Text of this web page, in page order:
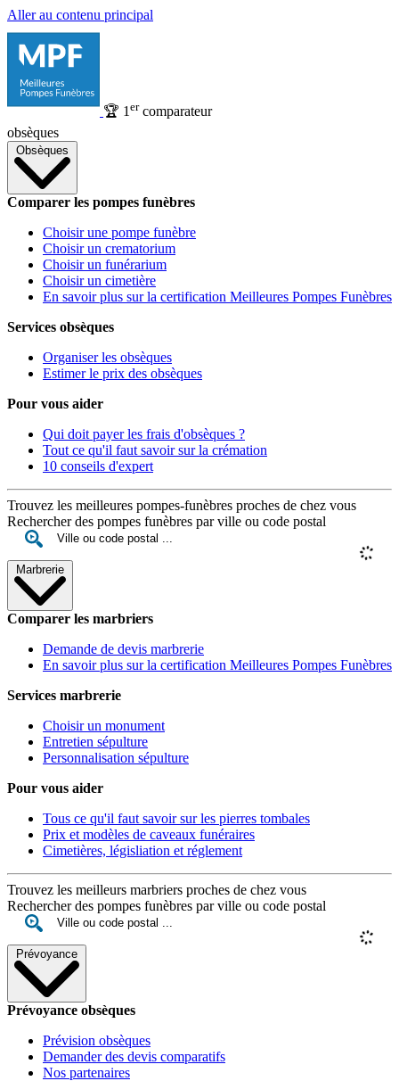
Aller au contenu principal
🏆 1 ercomparateur
obsèques
Obsèques
Comparer les pompes funèbres
Choisir une pompe funèbre
Choisir un crematorium
Choisir un funérarium
Choisir un cimetière
En savoir plus sur la certification Meilleures Pompes Funèbres
Services obsèques
Organiser les obsèques
Estimer le prix des obsèques
Pour vous aider
Qui doit payer les frais d'obsèques ?
Tout ce qu'il faut savoir sur la crémation
10 conseils d'expert
Trouvez les meilleures pompes-funèbres proches de chez vous
Rechercher des pompes funèbres par ville ou code postal
Marbrerie
Comparer les marbriers
Demande de devis marbrerie
En savoir plus sur la certification Meilleures Pompes Funèbres
Services marbrerie
Choisir un monument
Entretien sépulture
Personnalisation sépulture
Pour vous aider
Tous ce qu'il faut savoir sur les pierres tombales
Prix et modèles de caveaux funéraires
Cimetières, législiation et réglement
Trouvez les meilleurs marbriers proches de chez vous
Rechercher des pompes funèbres par ville ou code postal
Prévoyance
Prévoyance obsèques
Prévision obsèques
Demander des devis comparatifs
Nos partenaires